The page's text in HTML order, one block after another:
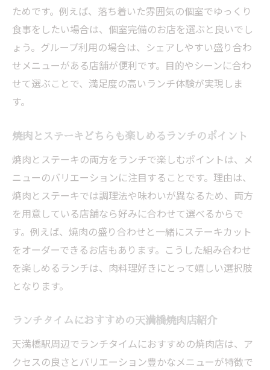
ためです。例えば、落ち着いた雰囲気の個室でゆっくり
食事をしたい場合は、個室完備のお店を選ぶと良いでし
ょう。グループ利用の場合は、シェアしやすい盛り合わ
せメニューがある店舗が便利です。目的やシーンに合わ
せて選ぶことで、満足度の高いランチ体験が実現しま
す。
焼肉とステーキどちらも楽しめるランチのポイント
焼肉とステーキの両方をランチで楽しむポイントは、メ
ニューのバリエーションに注目することです。理由は、
焼肉とステーキでは調理法や味わいが異なるため、両方
を用意している店舗なら好みに合わせて選べるからで
す。例えば、焼肉の盛り合わせと一緒にステーキカット
をオーダーできるお店もあります。こうした組み合わせ
を楽しめるランチは、肉料理好きにとって嬉しい選択肢
となります。
ランチタイムにおすすめの天満橋焼肉店紹介
天満橋駅周辺でランチタイムにおすすめの焼肉店は、ア
クセスの良さとバリエーション豊かなメニューが特徴で